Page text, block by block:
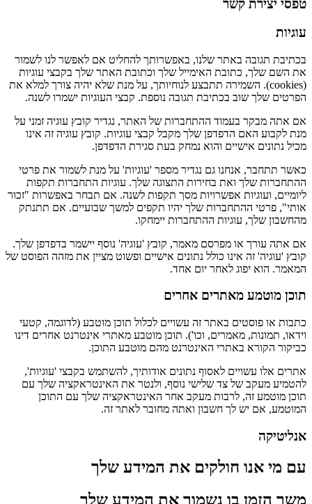
טפסי יצירת קשר
עוגיות
בכתיבת תגובה באתר שלנו, באפשרותך להחליט אם לאפשר לנו לשמור
את השם שלך, כתובת האימייל שלך וכתובת האתר שלך בקבצי עוגיות
(cookies). השמירה תתבצע לנוחיותך, על מנת שלא יהיה צורך למלא את
הפרטים שלך שוב בכתיבת תגובה נוספת. קבצי העוגיות ישמרו לשנה.
אם אתה מבקר בעמוד ההתחברות של האתר, נגדיר קובץ עוגיה זמני על
מנת לקבוע האם הדפדפן שלך מקבל קבצי עוגיות. קובץ עוגיה זה אינו
מכיל נתונים אישיים והוא נמחק בעת סגירת הדפדפן.
כאשר תתחבר, אנחנו גם נגדיר מספר 'עוגיות' על מנת לשמור את פרטי
ההתחברות שלך ואת בחירות התצוגה שלך. עוגיות התחברות תקפות
ליומיים, ועוגיות אפשרויות מסך תקפות לשנה. אם תבחר באפשרות "זכור
אותי", פרטי ההתחברות שלך יהיו תקפים למשך שבועיים. אם תתנתק
מהחשבון שלך, עוגיות ההתחברות יימחקו.
אם אתה עורך או מפרסם מאמר, קובץ 'עוגיה' נוסף יישמר בדפדפן שלך.
קובץ 'עוגיה' זה אינו כולל נתונים אישיים ופשוט מציין את מזהה הפוסט של
המאמר. הוא יפוג לאחר יום אחד.
תוכן מוטמע מאתרים אחרים
כתבות או פוסטים באתר זה עשויים לכלול תוכן מוטבע (לדוגמה, קטעי
וידאו, תמונות, מאמרים, וכו'). תוכן מוטבע מאתרי אינטרנט אחרים דינו
כביקור הקורא באתרי האינטרנט מהם מוטבע התוכן.
אתרים אלו עשויים לאסוף נתונים אודותיך, להשתמש בקבצי 'עוגיות',
להטמיע מעקב של צד שלישי נוסף, ולנטר את האינטראקציה שלך עם
תוכן מוטמע זה, לרבות מעקב אחר האינטראקציה שלך עם התוכן
המוטמע, אם יש לך חשבון ואתה מחובר לאתר זה.
אנליטיקה
עם מי אנו חולקים את המידע שלך
משך הזמן בו נשמור את המידע שלך